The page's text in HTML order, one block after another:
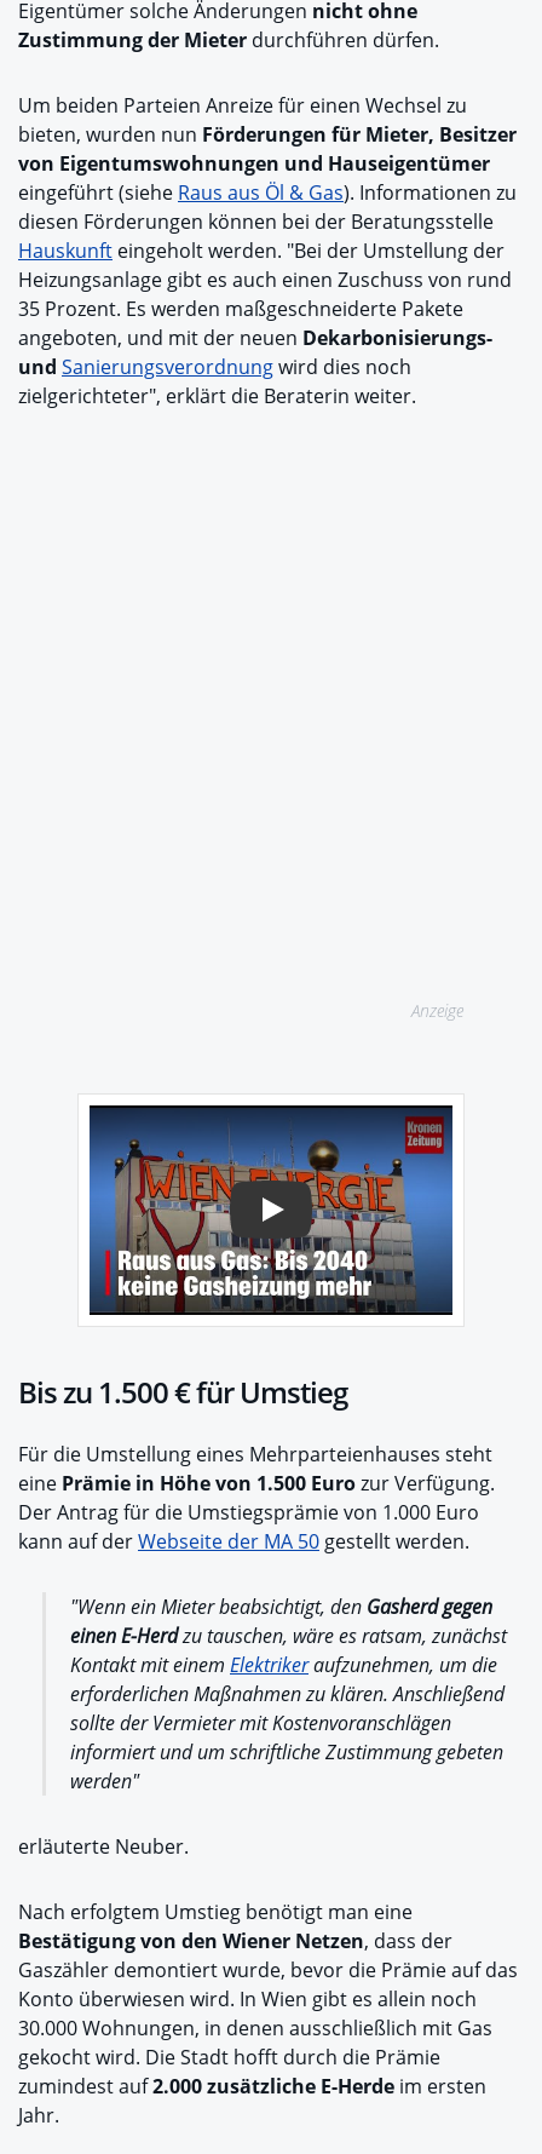
Eigentümer solche Änderungen nicht ohne
Zustimmung der Mieter durchführen dürfen.
Um beiden Parteien Anreize für einen Wechsel zu
bieten, wurden nun Förderungen für Mieter, Besitzer
von Eigentumswohnungen und Hauseigentümer
eingeführt (siehe Raus aus Öl & Gas). Informationen zu
diesen Förderungen können bei der Beratungsstelle
Hauskunft eingeholt werden. "Bei der Umstellung der
Heizungsanlage gibt es auch einen Zuschuss von rund
35 Prozent. Es werden maßgeschneiderte Pakete
angeboten, und mit der neuen Dekarbonisierungs-
und Sanierungsverordnungwird dies noch
zielgerichteter", erklärt die Beraterin weiter.
Anzeige
Play
Bis zu 1.500 € für Umstieg
Für die Umstellung eines Mehrparteienhauses steht
eine Prämie in Höhe von 1.500 Eurozur Verfügung.
Der Antrag für die Umstiegsprämie von 1.000 Euro
kann auf derWebseite der MA 50 gestellt werden.
"Wenn ein Mieter beabsichtigt, den Gasherd gegen
einen E-Herdzu tauschen, wäre es ratsam, zunächst
Kontakt mit einem Elektrikeraufzunehmen, um die
erforderlichen Maßnahmen zu klären. Anschließend
sollte der Vermieter mit Kostenvoranschlägen
informiert und um schriftliche Zustimmung gebeten
werden"
erläuterte Neuber.
Nach erfolgtem Umstieg benötigt man eine
Bestätigung von den Wiener Netzen, dass der
Gaszähler demontiert wurde, bevor die Prämie auf das
Konto überwiesen wird. In Wien gibt es allein noch
30.000 Wohnungen, in denen ausschließlich mit Gas
gekocht wird. Die Stadt hofft durch die Prämie
zumindest auf2.000 zusätzliche E-Herde im ersten
Jahr.